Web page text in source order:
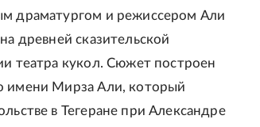
драматургом и режиссером Али
древней сказительской
театра кукол. Сюжет построен
имени Мирза Али, который
в Тегеране при Александре